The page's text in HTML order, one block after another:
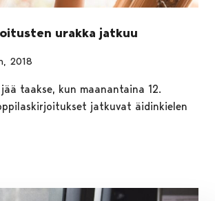
urakka jatkuu
2018
taakse, kun maanantaina 12.
jatkuvat äidinkielen